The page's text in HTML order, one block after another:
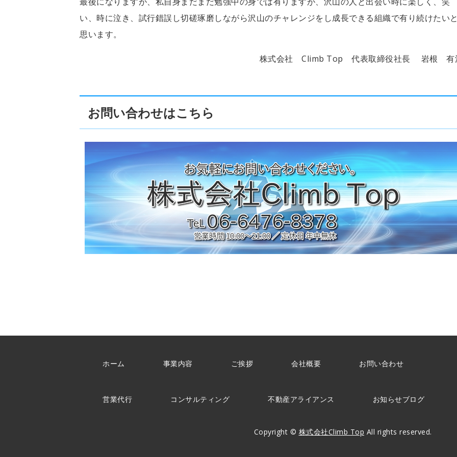
い、時に泣き、試行錯誤し切磋琢磨しながら沢山のチャレンジをし成長できる組織で有り続けたい
思います。
株式会社 Climb Top 代表取締役社長 岩根 有
お問い合わせはこちら
ホーム 事業内容 ご挨拶 会社概要 お問い合わせ
営業代行 コンサルティング 不動産アライアンス お知らせブログ
Copyright © 株式会社Climb Top All rights reserved.